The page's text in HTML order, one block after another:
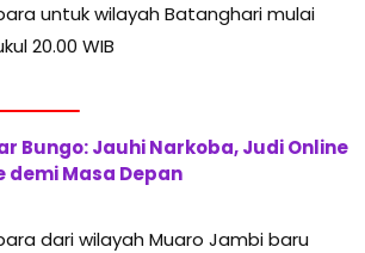
untuk wilayah Batanghari mulai
20.00 WIB
Bungo: Jauhi Narkoba, Judi Online
demi Masa Depan
dari wilayah Muaro Jambi baru